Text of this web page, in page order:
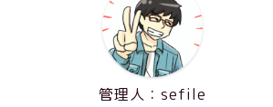
管理人：sefile